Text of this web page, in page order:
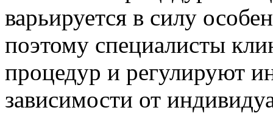
варьируется в силу
поэтому специалисты
процедур и регулируют
зависимости от